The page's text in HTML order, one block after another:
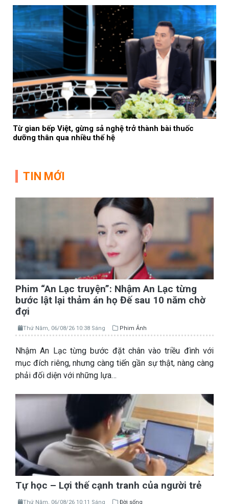
Từ gian bếp Việt, gừng sả nghệ trở thành bài thuốc
dưỡng thân qua nhiều thế hệ
TIN MỚI
Phim “An Lạc truyện”: Nhậm An Lạc từng
bước lật lại thảm án họ Đế sau 10 năm chờ
đợi
Thứ Năm, 06/08/26 10:38 Sáng Phim Ảnh
Nhậm An Lạc từng bước đặt chân vào triều đình với
mục đích riêng, nhưng càng tiến gần sự thật, nàng càng
phải đối diện với những lựa…
Tự học – Lợi thế cạnh tranh của người trẻ
Thứ Năm, 06/08/26 10:11 Sáng Đời sống